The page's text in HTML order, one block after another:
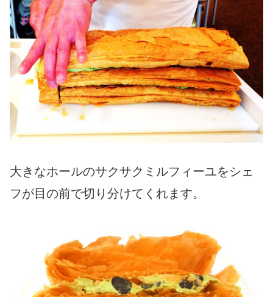
大きなホールのサクサクミルフィーユをシェ
フが目の前で切り分けてくれます。